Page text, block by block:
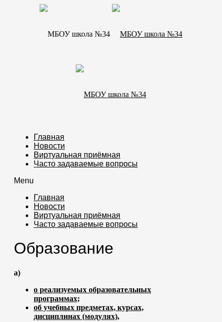
Главная
Новости
Виртуальная приёмная
Часто задаваемые вопросы
Menu
Главная
Новости
Виртуальная приёмная
Часто задаваемые вопросы
Образование
а)
о реализуемых образовательных
программах;
об учебных предметах, курсах,
дисциплинах (модулях),